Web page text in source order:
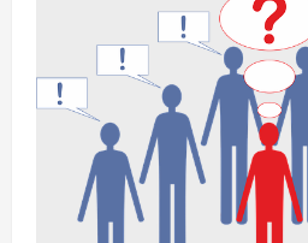
리
왜
의
야
기
에
그
렇
끌